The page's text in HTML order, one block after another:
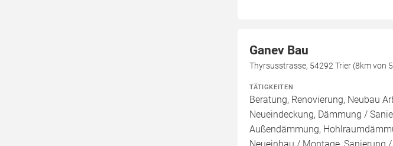
Ganev Bau
Thyrsusstrasse, 54292 Trier (8km von
TÄTIGKEITEN
Beratung, Renovierung, Neubau
Neueindeckung, Dämmung /
Außendämmung,